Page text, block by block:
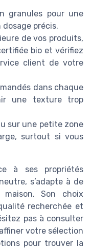
granules pour une
précis.
de vos produits,
bio et vérifiez
client de votre
dans chaque
une texture trop
sur une petite zone
surtout si vous
à ses propriétés
s’adapte à de
maison. Son choix
recherchée et
pas à consulter
votre sélection
pour trouver la